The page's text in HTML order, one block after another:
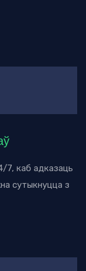
7, каб адказаць
сутыкнуцца з